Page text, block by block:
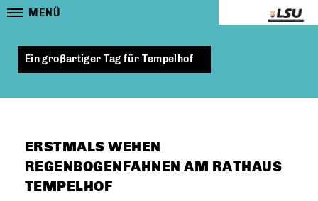
MENÜ
Ein großartiger Tag für Tempelhof
ERSTMALS WEHEN
REGENBOGENFAHNEN AM RATHAUS
TEMPELHOF